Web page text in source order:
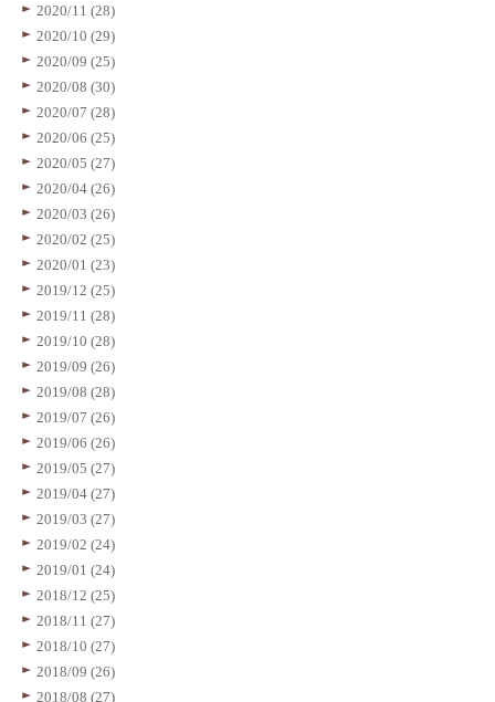
2020/11 (28)
2020/10 (29)
2020/09 (25)
2020/08 (30)
2020/07 (28)
2020/06 (25)
2020/05 (27)
2020/04 (26)
2020/03 (26)
2020/02 (25)
2020/01 (23)
2019/12 (25)
2019/11 (28)
2019/10 (28)
2019/09 (26)
2019/08 (28)
2019/07 (26)
2019/06 (26)
2019/05 (27)
2019/04 (27)
2019/03 (27)
2019/02 (24)
2019/01 (24)
2018/12 (25)
2018/11 (27)
2018/10 (27)
2018/09 (26)
2018/08 (27)